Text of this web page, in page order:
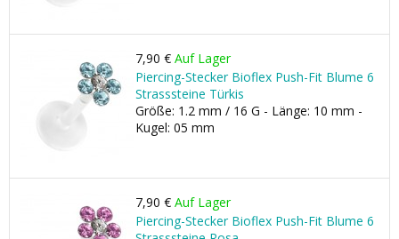
7,90 € Auf Lager
Piercing-Stecker Bioflex Push-Fit Blume 6
Strasssteine Türkis
Größe: 1.2 mm / 16 G - Länge: 10 mm -
Kugel: 05 mm
7,90 € Auf Lager
Piercing-Stecker Bioflex Push-Fit Blume 6